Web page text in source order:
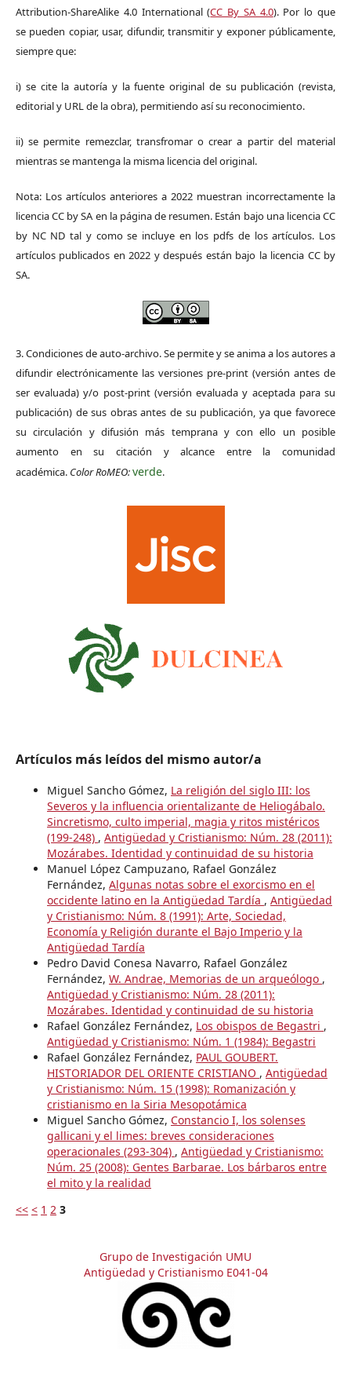
Attribution-ShareAlike 4.0 International (CC By SA 4.0). Por lo que
se pueden copiar, usar, difundir, transmitir y exponer públicamente,
siempre que:
i) se cite la autoría y la fuente original de su publicación (revista,
editorial y URL de la obra), permitiendo así su reconocimiento.
ii) se permite remezclar, transfromar o crear a partir del material
mientras se mantenga la misma licencia del original.
Nota: Los artículos anteriores a 2022 muestran incorrectamente la
licencia CC by SA en la página de resumen. Están bajo una licencia CC
by NC ND tal y como se incluye en los pdfs de los artículos. Los
artículos publicados en 2022 y después están bajo la licencia CC by
SA.
3. Condiciones de auto-archivo. Se permite y se anima a los autores a
difundir electrónicamente las versiones pre-print (versión antes de
ser evaluada) y/o post-print (versión evaluada y aceptada para su
publicación) de sus obras antes de su publicación, ya que favorece
su circulación y difusión más temprana y con ello un posible
aumento en su citación y alcance entre la comunidad
académica. Color RoMEO:verde.
Artículos más leídos del mismo autor/a
Miguel Sancho Gómez, La religión del siglo III: los
Severos y la influencia orientalizante de Heliogábalo.
Sincretismo, culto imperial, magia y ritos mistéricos
(199-248) , Antigüedad y Cristianismo: Núm. 28 (2011):
Mozárabes. Identidad y continuidad de su historia
Manuel López Campuzano, Rafael González
Fernández, Algunas notas sobre el exorcismo en el
occidente latino en la Antigüedad Tardía , Antigüedad
y Cristianismo: Núm. 8 (1991): Arte, Sociedad,
Economía y Religión durante el Bajo Imperio y la
Antigüedad Tardía
Pedro David Conesa Navarro, Rafael González
Fernández, W. Andrae, Memorias de un arqueólogo ,
Antigüedad y Cristianismo: Núm. 28 (2011):
Mozárabes. Identidad y continuidad de su historia
Rafael González Fernández, Los obispos de Begastri ,
Antigüedad y Cristianismo: Núm. 1 (1984): Begastri
Rafael González Fernández, PAUL GOUBERT.
HISTORIADOR DEL ORIENTE CRISTIANO , Antigüedad
y Cristianismo: Núm. 15 (1998): Romanización y
cristianismo en la Siria Mesopotámica
Miguel Sancho Gómez, Constancio I, los solenses
gallicani y el limes: breves consideraciones
operacionales (293-304) , Antigüedad y Cristianismo:
Núm. 25 (2008): Gentes Barbarae. Los bárbaros entre
el mito y la realidad
<< < 1 2 3
Grupo de Investigación UMU
Antigüedad y Cristianismo E041-04